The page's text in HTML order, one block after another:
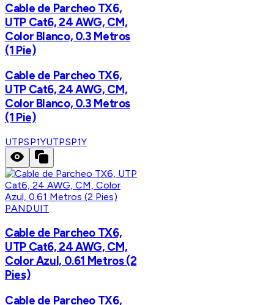
Cable de Parcheo TX6,
UTP Cat6, 24 AWG, CM,
Color Blanco, 0.3 Metros
(1 Pie)
Cable de Parcheo TX6,
UTP Cat6, 24 AWG, CM,
Color Blanco, 0.3 Metros
(1 Pie)
UTPSP1YUTPSP1Y
PANDUIT
Cable de Parcheo TX6,
UTP Cat6, 24 AWG, CM,
Color Azul, 0.61 Metros (2
Pies)
Cable de Parcheo TX6,